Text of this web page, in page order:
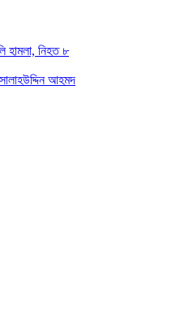
হামলা, নিহত ৮
সালাহউদ্দিন আহমদ